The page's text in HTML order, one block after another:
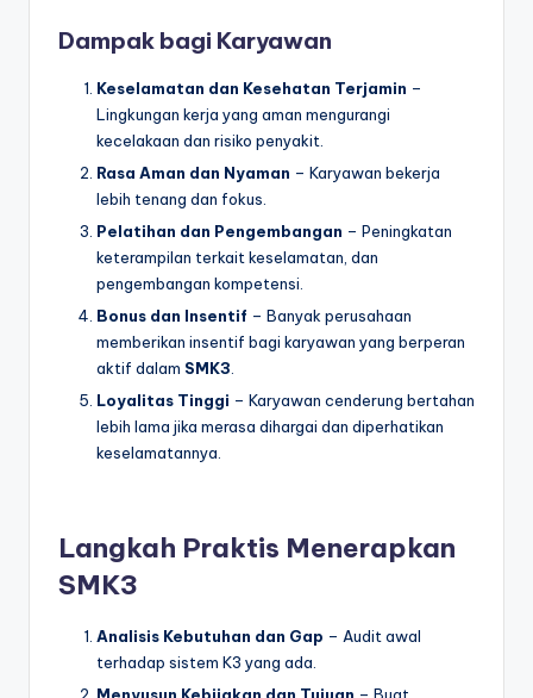
Dampak bagi Karyawan
Keselamatan dan Kesehatan Terjamin –
Lingkungan kerja yang aman mengurangi
kecelakaan dan risiko penyakit.
Rasa Aman dan Nyaman – Karyawan bekerja
lebih tenang dan fokus.
Pelatihan dan Pengembangan – Peningkatan
keterampilan terkait keselamatan, dan
pengembangan kompetensi.
Bonus dan Insentif – Banyak perusahaan
memberikan insentif bagi karyawan yang berperan
aktif dalam SMK3.
Loyalitas Tinggi – Karyawan cenderung bertahan
lebih lama jika merasa dihargai dan diperhatikan
keselamatannya.
Langkah Praktis Menerapkan
SMK3
Analisis Kebutuhan dan Gap – Audit awal
terhadap sistem K3 yang ada.